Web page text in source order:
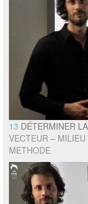
13 DÉTERMINER
VECTEUR –
METHODE